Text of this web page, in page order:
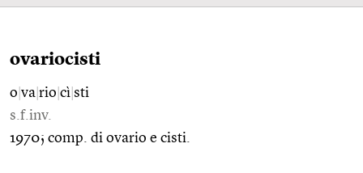
ovariocisti
o va rio cì sti
s.f.inv.
1970; comp. di ovario e cisti.